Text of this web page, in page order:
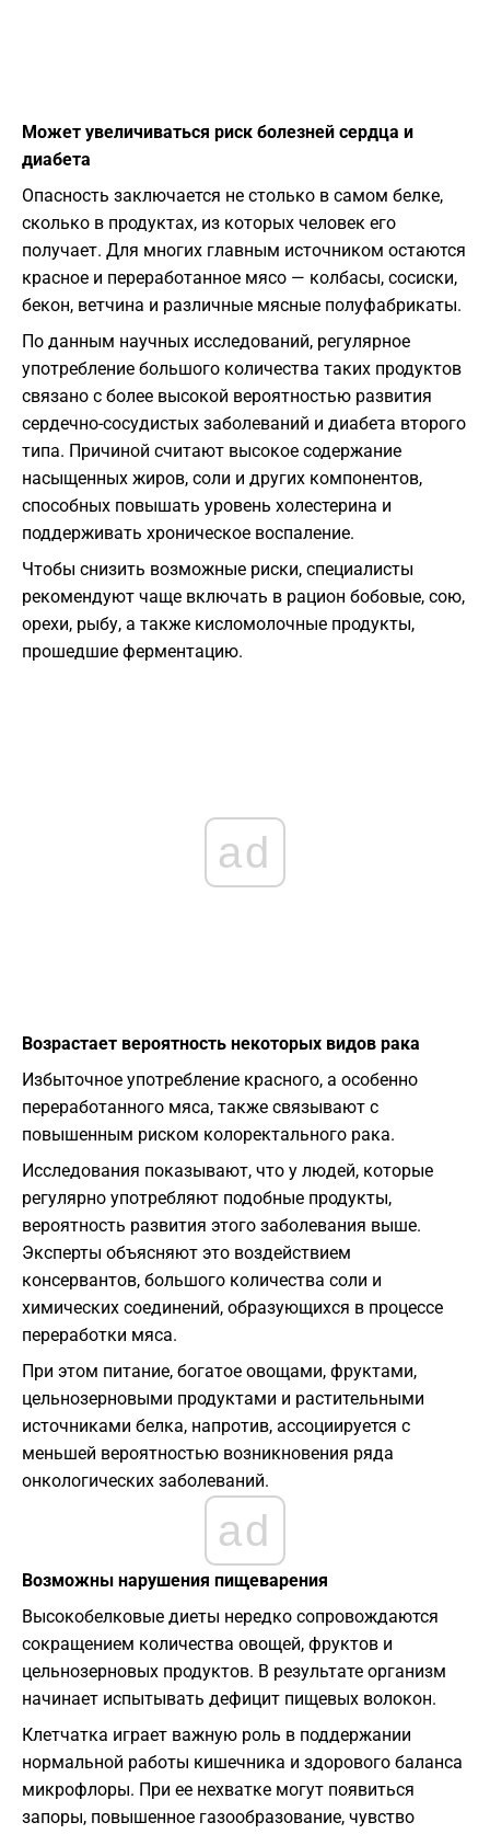
Может увеличиваться риск болезней сердца и
диабета
Опасность заключается не столько в самом белке,
сколько в продуктах, из которых человек его
получает. Для многих главным источником остаются
красное и переработанное мясо — колбасы, сосиски,
бекон, ветчина и различные мясные полуфабрикаты.
По данным научных исследований, регулярное
употребление большого количества таких продуктов
связано с более высокой вероятностью развития
сердечно-сосудистых заболеваний и диабета второго
типа. Причиной считают высокое содержание
насыщенных жиров, соли и других компонентов,
способных повышать уровень холестерина и
поддерживать хроническое воспаление.
Чтобы снизить возможные риски, специалисты
рекомендуют чаще включать в рацион бобовые, сою,
орехи, рыбу, а также кисломолочные продукты,
прошедшие ферментацию.
ad
Возрастает вероятность некоторых видов рака
Избыточное употребление красного, а особенно
переработанного мяса, также связывают с
повышенным риском колоректального рака.
Исследования показывают, что у людей, которые
регулярно употребляют подобные продукты,
вероятность развития этого заболевания выше.
Эксперты объясняют это воздействием
консервантов, большого количества соли и
химических соединений, образующихся в процессе
переработки мяса.
При этом питание, богатое овощами, фруктами,
цельнозерновыми продуктами и растительными
источниками белка, напротив, ассоциируется с
меньшей вероятностью возникновения ряда
онкологических заболеваний.
ad
Возможны нарушения пищеварения
Высокобелковые диеты нередко сопровождаются
сокращением количества овощей, фруктов и
цельнозерновых продуктов. В результате организм
начинает испытывать дефицит пищевых волокон.
Клетчатка играет важную роль в поддержании
нормальной работы кишечника и здорового баланса
микрофлоры. При ее нехватке могут появиться
запоры, повышенное газообразование, чувство